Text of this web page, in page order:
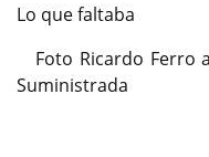
Lo que faltaba
Foto Ricardo Ferro
Suministrada